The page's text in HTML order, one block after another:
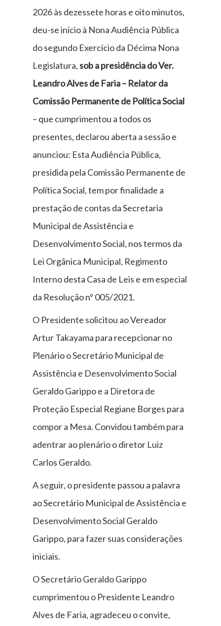
2026 às dezessete horas e oito minutos,
deu-se início à Nona Audiência Pública
do segundo Exercício da Décima Nona
Legislatura,sob a presidência do Ver.
Leandro Alves de Faria – Relator da
Comissão Permanente de Política Social
– que cumprimentou a todos os
presentes, declarou aberta a sessão e
anunciou: Esta Audiência Pública,
presidida pela Comissão Permanente de
Política Social, tem por finalidade a
prestação de contas da Secretaria
Municipal de Assistência e
Desenvolvimento Social, nos termos da
Lei Orgânica Municipal, Regimento
Interno desta Casa de Leis e em especial
da Resolução nº 005/2021.
O Presidente solicitou ao Vereador
Artur Takayama para recepcionar no
Plenário o Secretário Municipal de
Assistência e Desenvolvimento Social
Geraldo Garippo e a Diretora de
Proteção Especial Regiane Borges para
compor a Mesa. Convidou também para
adentrar ao plenário o diretor Luiz
Carlos Geraldo.
A seguir, o presidente passou a palavra
ao Secretário Municipal de Assistência e
Desenvolvimento Social Geraldo
Garippo, para fazer suas considerações
iniciais.
O Secretário Geraldo Garippo
cumprimentou o Presidente Leandro
Alves de Faria, agradeceu o convite,